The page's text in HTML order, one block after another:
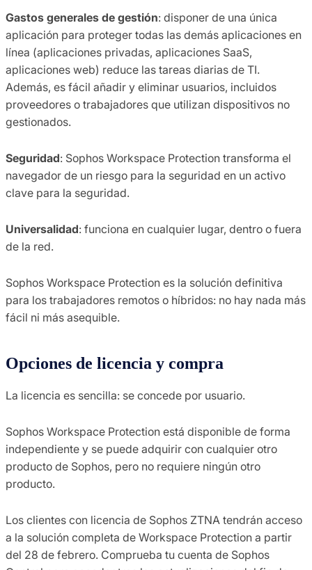
Gastos generales de gestión: disponer de una única
aplicación para proteger todas las demás aplicaciones en
línea (aplicaciones privadas, aplicaciones SaaS,
aplicaciones web) reduce las tareas diarias de TI.
Además, es fácil añadir y eliminar usuarios, incluidos
proveedores o trabajadores que utilizan dispositivos no
gestionados.
Seguridad: Sophos Workspace Protection transforma el
navegador de un riesgo para la seguridad en un activo
clave para la seguridad.
Universalidad: funciona en cualquier lugar, dentro o fuera
de la red.
Sophos Workspace Protection es la solución definitiva
para los trabajadores remotos o híbridos: no hay nada más
fácil ni más asequible.
Opciones de licencia y compra
La licencia es sencilla: se concede por usuario.
Sophos Workspace Protection está disponible de forma
independiente y se puede adquirir con cualquier otro
producto de Sophos, pero no requiere ningún otro
producto.
Los clientes con licencia de Sophos ZTNA tendrán acceso
a la solución completa de Workspace Protection a partir
del 28 de febrero. Comprueba tu cuenta de Sophos